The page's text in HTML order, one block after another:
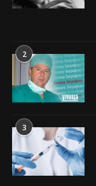
2
3